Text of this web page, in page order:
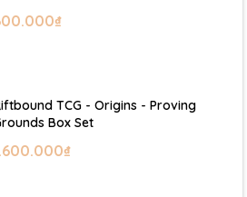
TCG - Origins - Proving
Box Set